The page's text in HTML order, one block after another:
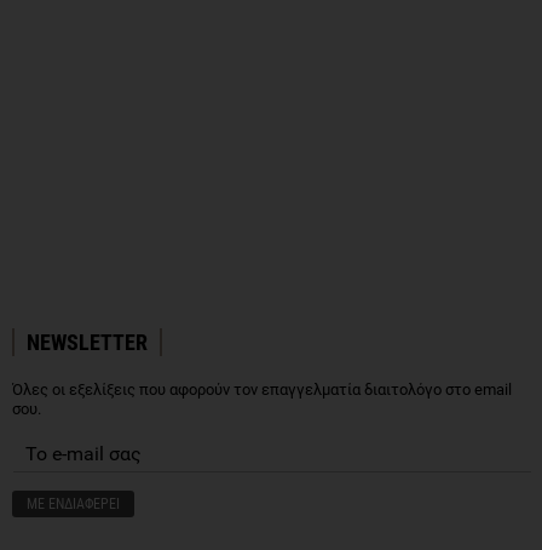
NEWSLETTER
Όλες οι εξελίξεις που αφορούν τον επαγγελματία διαιτολόγο στο email
σου.